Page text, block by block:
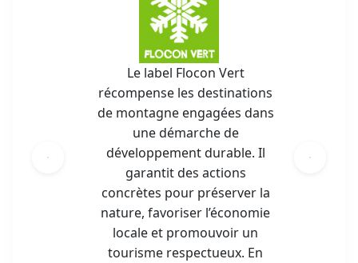
Le label Flocon Vert
récompense les destinations
de montagne engagées dans
une démarche de
développement durable. Il
garantit des actions
concrètes pour préserver la
nature, favoriser l’économie
locale et promouvoir un
tourisme respectueux. En